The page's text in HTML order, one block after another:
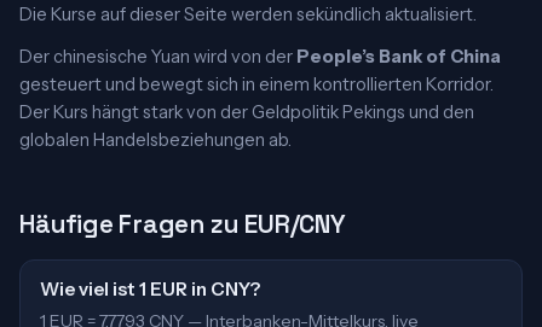
Die Kurse auf dieser Seite werden sekündlich aktualisiert.
Der chinesische Yuan wird von der People’s Bank of China
gesteuert und bewegt sich in einem kontrollierten Korridor.
Der Kurs hängt stark von der Geldpolitik Pekings und den
globalen Handelsbeziehungen ab.
Häufige Fragen zu EUR/CNY
Wie viel ist 1 EUR in CNY?
1 EUR = 7,7793 CNY — Interbanken-Mittelkurs, live